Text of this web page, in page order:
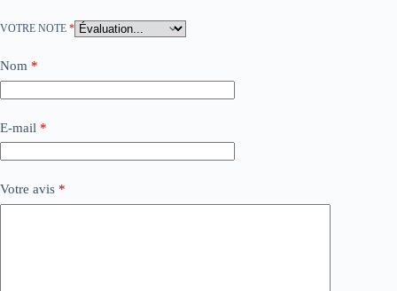
VOTRE NOTE *
Nom *
E-mail *
Votre avis *